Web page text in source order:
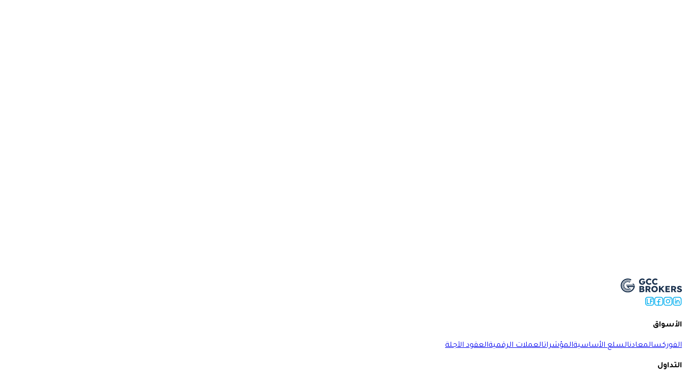
الأسواق
الفوركسالمعادنالسلع الأساسيةالمؤشراتالعملات الرقميةالعقود الآجلة
التداول